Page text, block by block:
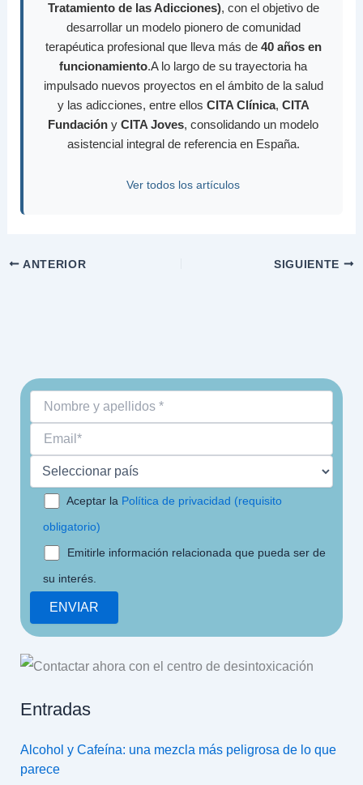
Tratamiento de las Adicciones), con el objetivo de
desarrollar un modelo pionero de comunidad
terapéutica profesional que lleva más de 40 años en
funcionamiento.A lo largo de su trayectoria ha
impulsado nuevos proyectos en el ámbito de la salud
y las adicciones, entre ellos CITA Clínica, CITA
Fundación y CITA Joves, consolidando un modelo
asistencial integral de referencia en España.
Ver todos los artículos
ANTERIOR SIGUIENTE
Aceptar la Política de privacidad (requisito
obligatorio)
Emitirle información relacionada que pueda ser de
su interés.
Entradas
Alcohol y Cafeína: una mezcla más peligrosa de lo que
parece